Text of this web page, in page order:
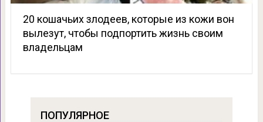
20 кошачьих злодеев, которые из кожи вон
вылезут, чтобы подпортить жизнь своим
владельцам
ПОПУЛЯРНОЕ